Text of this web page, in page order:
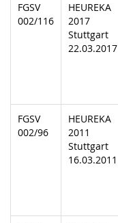
FGSV
002/116
HEUREKA
2017
Stuttgart
22.03.2017
FGSV
002/96
HEUREKA
2011
Stuttgart
16.03.2011